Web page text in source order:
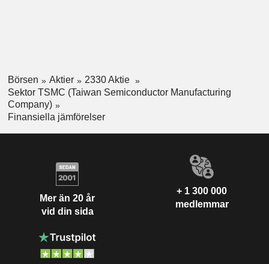
Börsen Aktier
2330 Aktie
Sektor TSMC (Taiwan Semiconductor Manufacturing
Company)
Finansiella jämförelser
Mer än 20 år
vid din sida
+ 1 300 000
medlemmar